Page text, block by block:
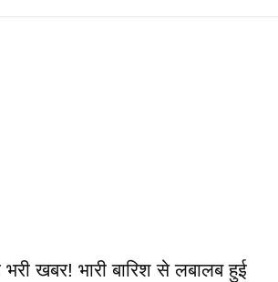
खबर! भारी बारिश से लबालब हुई